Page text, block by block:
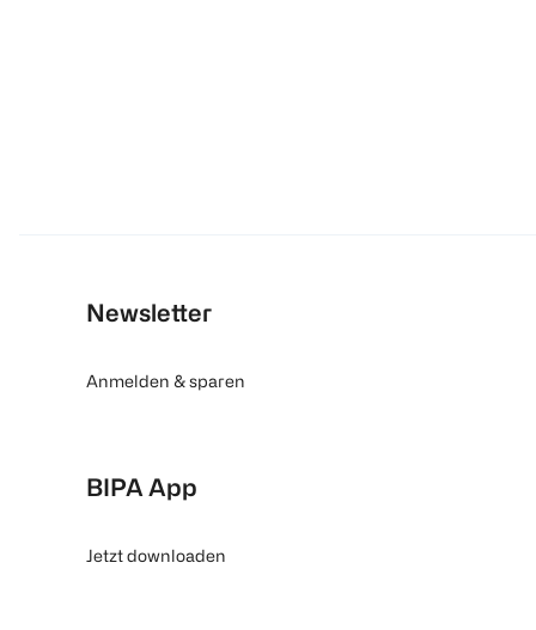
Newsletter
Anmelden & sparen
BIPA App
Jetzt downloaden